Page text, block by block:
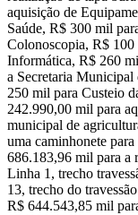
aquisição de
Saúde, R$ 300 mil
Colonoscopia, R$ 100
Informática, R$ 260
a Secretaria
250 mil para Custeio
242.990,00 mil para
municipal de
uma caminhonete
686.183,96 mil para a
Linha 1, trecho
13, trecho do
R$ 644.543,85 mil